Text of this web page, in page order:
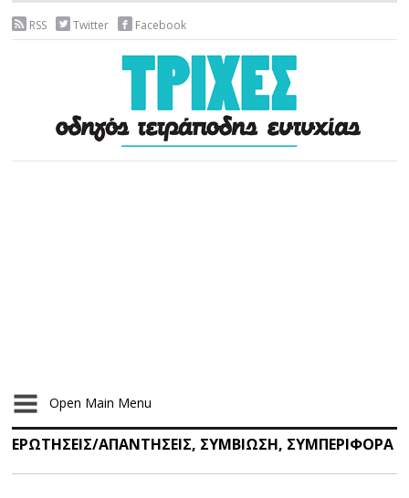
RSS Twitter Facebook
Open Main Menu
ΕΡΩΤΗΣΕΙΣ/ΑΠΑΝΤΗΣΕΙΣ, ΣΥΜΒΙΩΣΗ, ΣΥΜΠΕΡΙΦΟΡΑ